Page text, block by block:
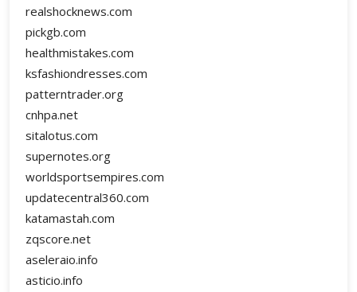
realshocknews.com
pickgb.com
healthmistakes.com
ksfashiondresses.com
patterntrader.org
cnhpa.net
sitalotus.com
supernotes.org
worldsportsempires.com
updatecentral360.com
katamastah.com
zqscore.net
aseleraio.info
asticio.info